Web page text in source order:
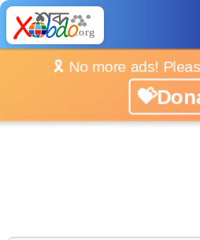
🎗️ No more ads!